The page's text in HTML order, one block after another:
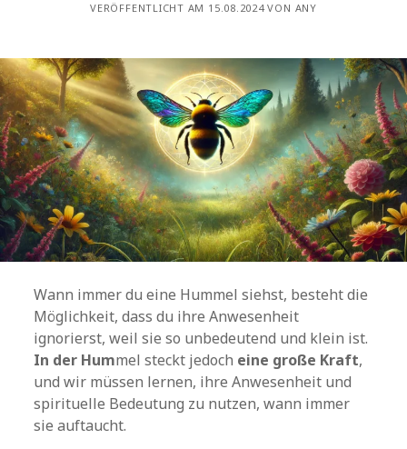
VERÖFFENTLICHT AM 15.08.2024 VON ANY
Wann immer du eine Hummel siehst, besteht die
Möglichkeit, dass du ihre Anwesenheit
ignorierst, weil sie so unbedeutend und klein ist.
In der Hummel steckt jedoch eine große Kraft,
und wir müssen lernen, ihre Anwesenheit und
spirituelle Bedeutung zu nutzen, wann immer
sie auftaucht.